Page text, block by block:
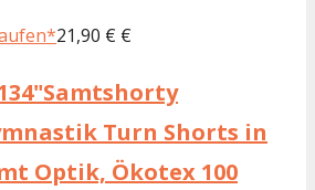
21,90 € €
Turn Shorts in
Optik, Ökotex 100